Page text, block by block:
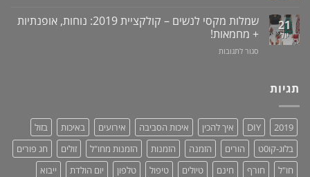
תערובת
צמחים
מוצר
גאוני
ומציל
חיים!
מעמד
לאוזניות
21
יול
שמלות מקסי לנשים – קולקציית 2019: נוחות, אופנתיות
+ מחמאות!
סגור לתגובות
2019:
נוחות,
אופנתיות
+
מחמאות!
תגיות
2019
DIY איך להכין איכות הסביבה אירועים באיכות
בזול
בלוג-קו0ט
הורים הזמנה הזמנות הזמנות מחו"ל זולים
חג פורים
חו"ל
חורף חינם טיולים טיפול טלפון יום הולדת
ייבוא